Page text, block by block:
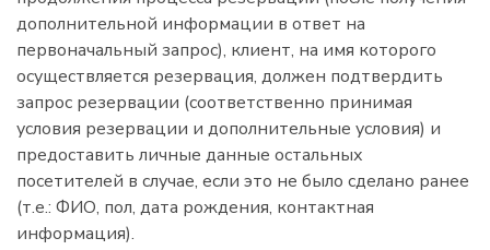
дополнительной информации в ответ на
первоначальный запрос), клиент, на имя которого
осуществляется резервация, должен подтвердить
запрос резервации (соответственно принимая
условия резервации и дополнительные условия) и
предоставить личные данные остальных
посетителей в случае, если это не было сделано ранее
(т.е.: ФИО, пол, дата рождения, контактная
информация).